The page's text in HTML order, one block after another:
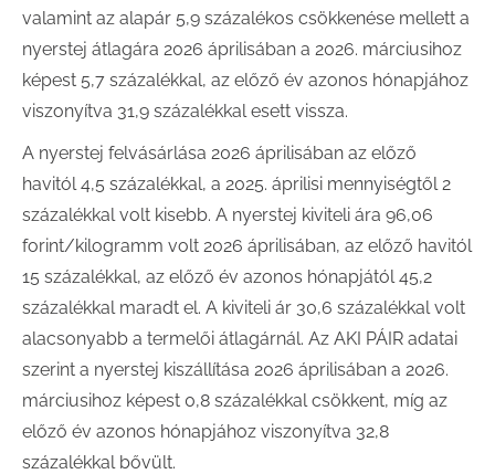
valamint az alapár 5,9 százalékos csökkenése mellett a
nyerstej átlagára 2026 áprilisában a 2026. márciusihoz
képest 5,7 százalékkal, az előző év azonos hónapjához
viszonyítva 31,9 százalékkal esett vissza.
A nyerstej felvásárlása 2026 áprilisában az előző
havitól 4,5 százalékkal, a 2025. áprilisi mennyiségtől 2
százalékkal volt kisebb. A nyerstej kiviteli ára 96,06
forint/kilogramm volt 2026 áprilisában, az előző havitól
15 százalékkal, az előző év azonos hónapjától 45,2
százalékkal maradt el. A kiviteli ár 30,6 százalékkal volt
alacsonyabb a termelői átlagárnál. Az AKI PÁIR adatai
szerint a nyerstej kiszállítása 2026 áprilisában a 2026.
márciusihoz képest 0,8 százalékkal csökkent, míg az
előző év azonos hónapjához viszonyítva 32,8
százalékkal bővült.